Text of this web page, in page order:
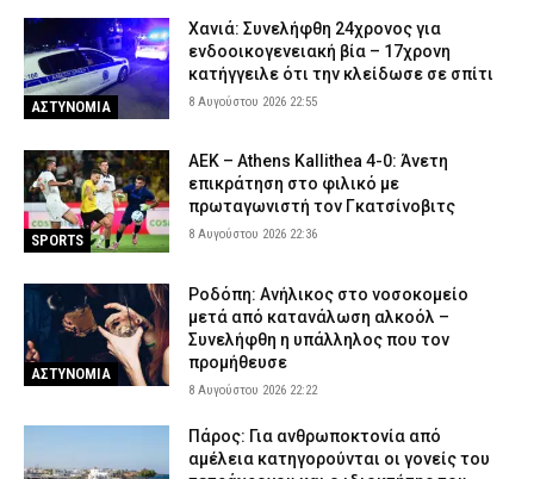
ΑΣΤΥΝΟΜΙΑ
Χανιά: Συνελήφθη 24χρονος για
ενδοοικογενειακή βία – 17χρονη
κατήγγειλε ότι την κλείδωσε σε σπίτι
8 Αυγούστου 2026 22:55
SPORTS
ΑΕΚ – Athens Kallithea 4-0: Άνετη
επικράτηση στο φιλικό με
πρωταγωνιστή τον Γκατσίνοβιτς
8 Αυγούστου 2026 22:36
ΑΣΤΥΝΟΜΙΑ
Ροδόπη: Ανήλικος στο νοσοκομείο
μετά από κατανάλωση αλκοόλ –
Συνελήφθη η υπάλληλος που τον
προμήθευσε
8 Αυγούστου 2026 22:22
Πάρος: Για ανθρωποκτονία από
αμέλεια κατηγορούνται οι γονείς του